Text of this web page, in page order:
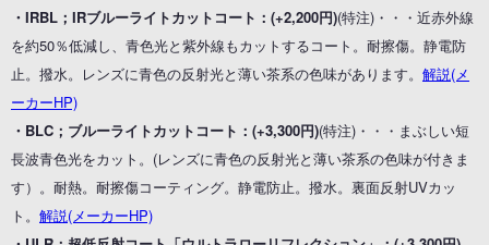
・IRBL；IRブルーライトカットコート：(+2,200円)(特注)・・・近赤外線
を約50％低減し、青色光と紫外線もカットするコート。耐擦傷。静電防
止。撥水。レンズに青色の反射光と薄い茶系の色味があります。 解説(メ
ーカーHP)
・BLC；ブルーライトカットコート：(+3,300円)(特注)・・・まぶしい短
長波青色光をカット。(レンズに青色の反射光と薄い茶系の色味が付きま
す）。耐熱。耐擦傷コーティング。静電防止。撥水。裏面反射UVカッ
ト。 解説(メーカーHP)